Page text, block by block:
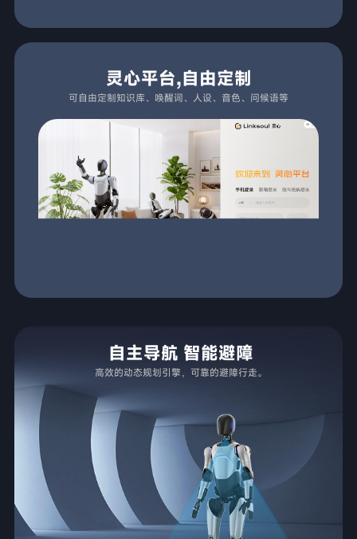
灵心平台,自由定制
可自由定制知识库、唤醒词、人设、音色、问候语等
自主导航 智能避障
高效的动态规划引擎，可靠的避障行走。